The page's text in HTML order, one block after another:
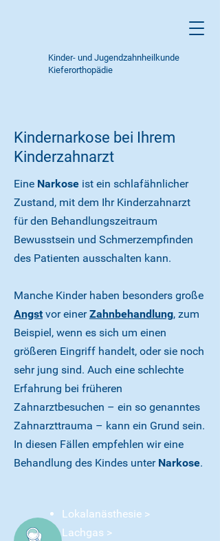
Kinder- und Jugendzahnheilkunde
Kieferorthopädie
Eine Narkose ist ein schlafähnlicher
Zustand, mit dem Ihr Kinderzahnarzt
für den Behandlungszeitraum
Bewusstsein und Schmerzempfinden
des Patienten ausschalten kann.
Manche Kinder haben besonders große
Angst vor einerZahnbehandlung, zum
Beispiel, wenn es sich um einen
größeren Eingriff handelt, oder sie noch
sehr jung sind. Auch eine schlechte
Erfahrung bei früheren
Zahnarztbesuchen – ein so genanntes
Zahnarzttrauma – kann ein Grund sein.
In diesen Fällen empfehlen wir eine
Behandlung des Kindes unter Narkose.
Kindernarkose bei Ihrem
Kinderzahnarzt
Lokalanästhesie >
Lachgas >